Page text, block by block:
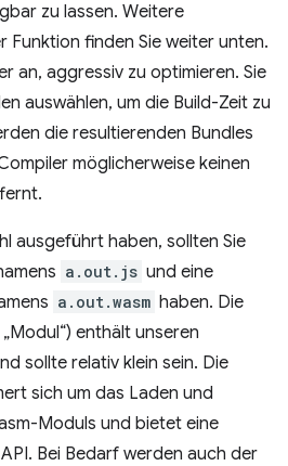
zu lassen. Weitere
Funktion finden Sie weiter unten.
an, aggressiv zu optimieren. Sie
auswählen, um die Build-Zeit zu
die resultierenden Bundles
möglicherweise keinen
ausgeführt haben, sollten Sie
a.out.js und eine
a.out.wasm haben. Die
enthält unseren
sollte relativ klein sein. Die
sich um das Laden und
Moduls und bietet eine
Bei Bedarf werden auch der